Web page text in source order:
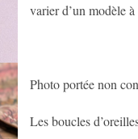
varier d’un modèle à
Photo portée non
Les boucles